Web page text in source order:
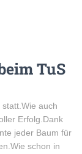
TuS
auch
Erfolg.Dank
jeder Baum für
schon in